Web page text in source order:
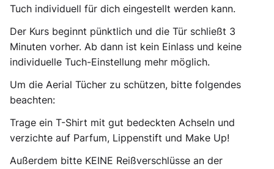
Tuch individuell für dich eingestellt werden kann.
Der Kurs beginnt pünktlich und die Tür schließt 3
Minuten vorher. Ab dann ist kein Einlass und keine
individuelle Tuch-Einstellung mehr möglich.
Um die Aerial Tücher zu schützen, bitte folgendes
beachten:
Trage ein T-Shirt mit gut bedeckten Achseln und
verzichte auf Parfum, Lippenstift und Make Up!
Außerdem bitte KEINE Reißverschlüsse an der